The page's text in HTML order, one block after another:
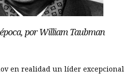
por William Taubman
en realidad un líder excepcional